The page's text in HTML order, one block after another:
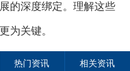
的深度绑定。理解这些
为关键。
热门资讯 相关资讯